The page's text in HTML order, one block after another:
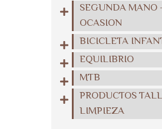
SEGUNDA MANO -
OCASION
BICICLETA
EQUILIBRIO
MTB
PRODUCTOS
LIMPIEZA